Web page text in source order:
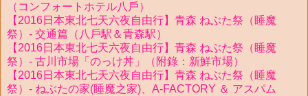
（コンフォートホテル八戶）
【2016日本東北七天六夜自由行】青森 ねぶた祭（睡魔
祭）- 交通篇（八戶駅＆青森駅）
【2016日本東北七天六夜自由行】青森 ねぶた祭（睡魔
祭）- 古川市場「のっけ丼」（附錄：新鮮市場）
【2016日本東北七天六夜自由行】青森 ねぶた祭（睡魔
祭）- ねぶたの家(睡魔之家)、A-FACTORY ＆ アスパム